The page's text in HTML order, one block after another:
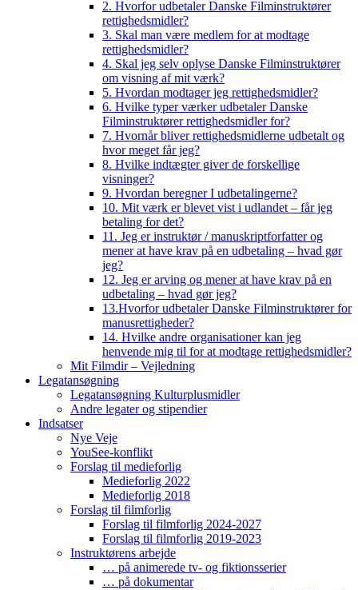
2. Hvorfor udbetaler Danske Filminstruktører
rettighedsmidler?
3. Skal man være medlem for at modtage
rettighedsmidler?
4. Skal jeg selv oplyse Danske Filminstruktører
om visning af mit værk?
5. Hvordan modtager jeg rettighedsmidler?
6. Hvilke typer værker udbetaler Danske
Filminstruktører rettighedsmidler for?
7. Hvornår bliver rettighedsmidlerne udbetalt og
hvor meget får jeg?
8. Hvilke indtægter giver de forskellige
visninger?
9. Hvordan beregner I udbetalingerne?
10. Mit værk er blevet vist i udlandet – får jeg
betaling for det?
11. Jeg er instruktør / manuskriptforfatter og
mener at have krav på en udbetaling – hvad gør
jeg?
12. Jeg er arving og mener at have krav på en
udbetaling – hvad gør jeg?
13.Hvorfor udbetaler Danske Filminstruktører for
manusrettigheder?
14. Hvilke andre organisationer kan jeg
henvende mig til for at modtage rettighedsmidler?
Mit Filmdir – Vejledning
Legatansøgning
Legatansøgning Kulturplusmidler
Andre legater og stipendier
Indsatser
Nye Veje
YouSee-konflikt
Forslag til medieforlig
Medieforlig 2022
Medieforlig 2018
Forslag til filmforlig
Forslag til filmforlig 2024-2027
Forslag til filmforlig 2019-2023
Instruktørens arbejde
… på animerede tv- og fiktionsserier
… på dokumentar